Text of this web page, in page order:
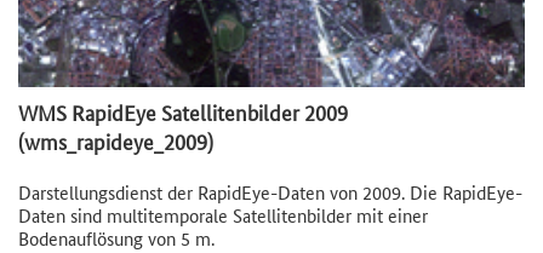
WMS RapidEye Satellitenbilder 2009
(wms_rapideye_2009)
Darstellungsdienst der RapidEye-Daten von 2009. Die RapidEye-
Daten sind multitemporale Satellitenbilder mit einer
Bodenauflösung von 5 m.